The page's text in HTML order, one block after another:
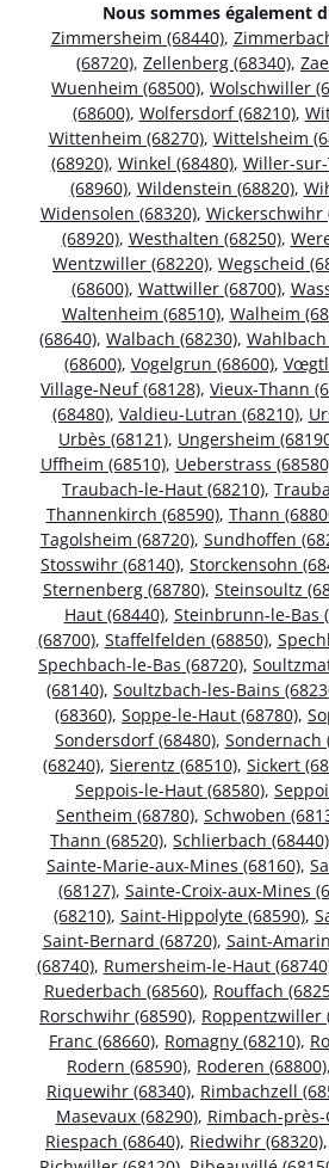
Nous sommes également
Zimmersheim (68440),
(68720), Zellenberg (68340),
Wuenheim (68500), Wolschwiller
(68600), Wolfersdorf (68210),
Wittenheim (68270), Wittelsheim
(68920), Winkel (68480), Willer-
(68960), Wildenstein (68820),
Widensolen (68320), Wickerschwihr
(68920), Westhalten (68250),
Wentzwiller (68220), Wegscheid
(68600), Wattwiller (68700),
Waltenheim (68510), Walheim
(68640), Walbach (68230), Wahlbach
(68600), Vogelgrun (68600),
Village-Neuf (68128), Vieux-Thann
(68480), Valdieu-Lutran (68210),
Urbès (68121), Ungersheim
Uffheim (68510), Ueberstrass
Traubach-le-Haut (68210),
Thannenkirch (68590), Thann
Tagolsheim (68720), Sundhoffen
Stosswihr (68140), Storckensohn
Sternenberg (68780), Steinsoultz
Haut (68440), Steinbrunn-le-Bas
(68700), Staffelfelden (68850),
Spechbach-le-Bas (68720),
(68140), Soultzbach-les-Bains
(68360), Soppe-le-Haut (68780),
Sondersdorf (68480), Sondernach
(68240), Sierentz (68510), Sickert
Seppois-le-Haut (68580),
Sentheim (68780), Schwoben
Thann (68520), Schlierbach (68440)
Sainte-Marie-aux-Mines (68160),
(68127), Sainte-Croix-aux-Mines
(68210), Saint-Hippolyte (68590),
Saint-Bernard (68720), Saint-
(68740), Rumersheim-le-Haut
Ruederbach (68560), Rouffach
Rorschwihr (68590), Roppentzwiller
Franc (68660), Romagny (68210),
Rodern (68590), Roderen (68800),
Riquewihr (68340), Rimbachzell
Masevaux (68290), Rimbach-
Riespach (68640), Riedwihr (68320),